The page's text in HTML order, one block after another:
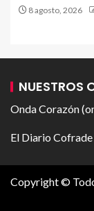
8 agosto, 2026
NUESTROS
Onda Corazón
El Diario
Copyright ©